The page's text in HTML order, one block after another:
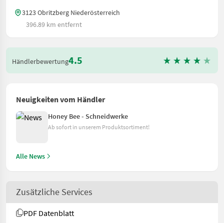
3123 Obritzberg Niederösterreich
396.89 km entfernt
Händlerbewertung4.5
Neuigkeiten vom Händler
Honey Bee - Schneidwerke
Ab sofort in unserem Produktsortiment!
Alle News
Zusätzliche Services
PDF Datenblatt